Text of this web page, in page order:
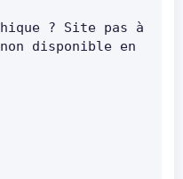
disponible en